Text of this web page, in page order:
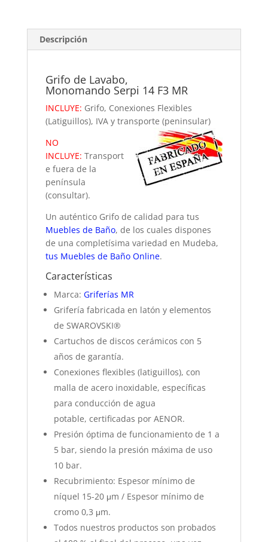
Descripción
Grifo de Lavabo,
Monomando Serpi 14 F3 MR
INCLUYE: Grifo, Conexiones Flexibles
(Latiguillos), IVA y transporte (peninsular)
NO
INCLUYE: Transport
e fuera de la
península
(consultar).
Un auténtico Grifo de calidad para tus
Muebles de Baño, de los cuales dispones
de una completísima variedad en Mudeba,
tus Muebles de Baño Online.
Características
Marca: Griferías MR
Grifería fabricada en latón y elementos
de SWAROVSKI®
Cartuchos de discos cerámicos con 5
años de garantía.
Conexiones flexibles (latiguillos), con
malla de acero inoxidable, específicas
para conducción de agua
potable, certificadas por AENOR.
Presión óptima de funcionamiento de 1 a
5 bar, siendo la presión máxima de uso
10 bar.
Recubrimiento: Espesor mínimo de
níquel 15-20 μm / Espesor mínimo de
cromo 0,3 μm.
Todos nuestros productos son probados